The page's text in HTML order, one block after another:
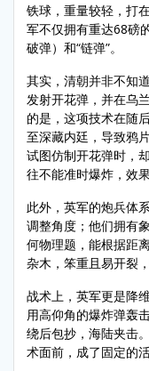
铁球，重量较轻，打
军不仅拥有重达68磅
破弹）和“链弹”。
其实，清朝并非不知
发射开花弹，并在乌
的是，这项技术在随
至深藏内廷，导致鸦
试图仿制开花弹时，
往不能准时爆炸，效
此外，英军的炮兵体
调整角度；他们拥有
何物理题，能根据距
杂木，笨重且易开裂
战术上，英军更是降
用高仰角的爆炸弹轰
绕后包抄，海陆夹击
术面前，成了固定的活